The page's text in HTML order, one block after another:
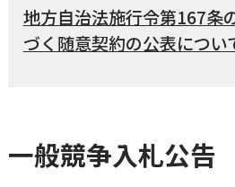
おくやみ
横瀬町公式note
窓口案内
地方自治法施行令第167条
づく随意契約の公表につい
一般競争入札公告